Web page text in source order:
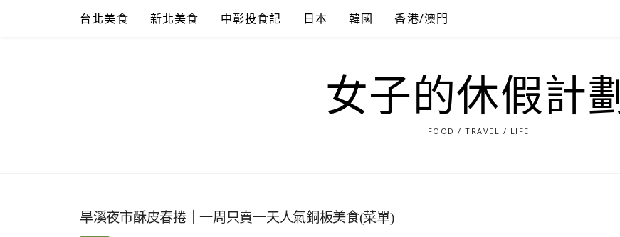
台北美食 新北美食 中彰投食記 日本 韓國 香港/澳門
女子的休假計劃
FOOD / TRAVEL / LIFE
旱溪夜市酥皮春捲｜一周只賣一天人氣銅板美食(菜單)